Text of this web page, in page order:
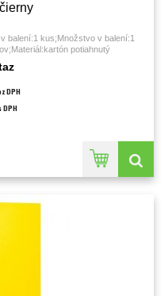
balení:1 kus;Množstvo v balení:1
potiahnutý
DPH
DPH